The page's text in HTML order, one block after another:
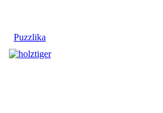
Puzzlika